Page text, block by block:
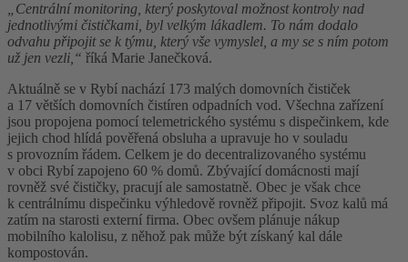
„Centrální monitoring, který poskytoval možnost kontroly nad
jednotlivými čističkami, byl velkým lákadlem. To nám dodalo
odvahu připojit se k týmu, který vše vymyslel, a my se s ním potom
už jen vezli,“ říká Marie Janečková.
Aktuálně se v Rybí nachází 173 malých domovních čističek
a 17 větších domovních čistíren odpadních vod. Všechna zařízení
jsou propojena pomocí telemetrického systému s dispečinkem, kde
jejich chod hlídá pověřená obsluha a upravuje ho v souladu
s provozním řádem. Celkem je do decentralizovaného systému
v obci Rybí zapojeno 60 % domů. Zbývající domácnosti mají
rovněž své čističky, pracují ale samostatně. Obec je však chce
k centrálnímu dispečinku výhledově rovněž připojit. Svoz kalů má
zatím na starosti externí firma. Obec ovšem plánuje nákup
mobilního kalolisu, z něhož pak může být získaný kal dále
kompostován.